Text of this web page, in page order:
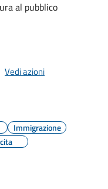
al pubblico
Vedi azioni
Immigrazione